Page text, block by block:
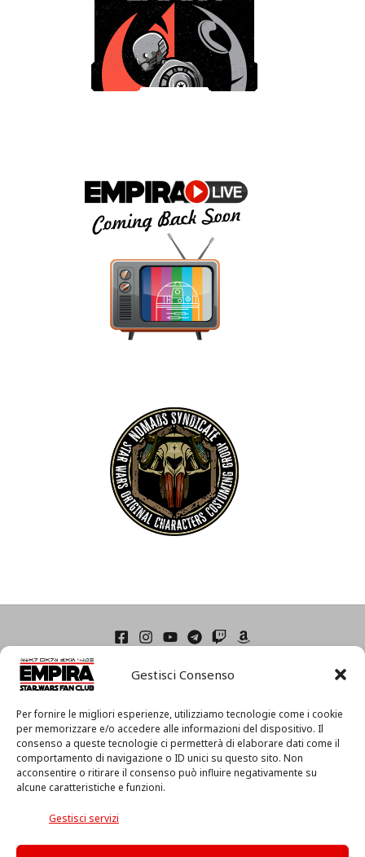
Gestisci Consenso
Per fornire le migliori esperienze, utilizziamo tecnologie come i cookie
per memorizzare e/o accedere alle informazioni del dispositivo. Il
consenso a queste tecnologie ci permetterà di elaborare dati come il
comportamento di navigazione o ID unici su questo sito. Non
acconsentire o ritirare il consenso può influire negativamente su
alcune caratteristiche e funzioni.
Gestisci servizi
Condizioni di Utilizzo
Privacy
I
l
m
i
c
c/o Centro MIR – 48124 Ravenna (RA) – C.F. 92094130397